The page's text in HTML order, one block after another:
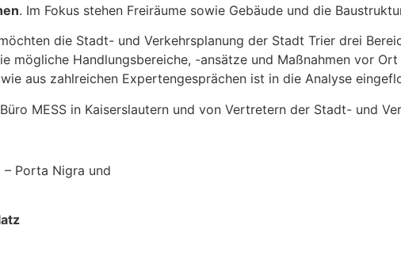
. Im Fokus stehen Freiräume sowie Gebäude und die
die Stadt- und Verkehrsplanung der Stadt Trier drei
mögliche Handlungsbereiche, -ansätze und Maßnahmen vor
aus zahlreichen Expertengesprächen ist in die Analyse
MESS in Kaiserslautern und von Vertretern der Stadt- und
– Porta Nigra und